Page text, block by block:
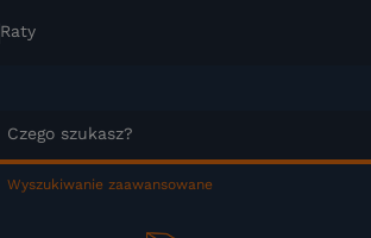
Raty
Wyszukiwanie zaawansowane